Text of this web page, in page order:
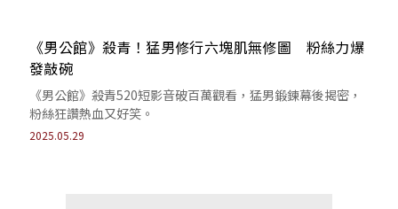
《男公館》殺青！猛男修行六塊肌無修圖 粉絲力爆
發敲碗
《男公館》殺青520短影音破百萬觀看，猛男鍛鍊幕後揭密，
粉絲狂讚熱血又好笑。
2025.05.29